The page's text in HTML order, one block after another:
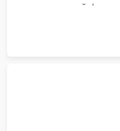
надежной
герметиком для